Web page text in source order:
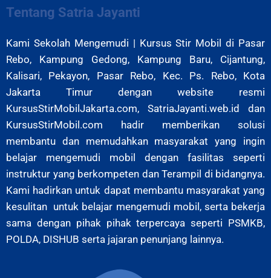
Tentang Satria Jayanti
Kami Sekolah Mengemudi | Kursus Stir Mobil di Pasar
Rebo, Kampung Gedong, Kampung Baru, Cijantung,
Kalisari, Pekayon, Pasar Rebo, Kec. Ps. Rebo, Kota
Jakarta Timur dengan website resmi
KursusStirMobilJakarta.com, SatriaJayanti.web.id dan
KursusStirMobil.com hadir memberikan solusi
membantu dan memudahkan masyarakat yang ingin
belajar mengemudi mobil dengan fasilitas seperti
instruktur yang berkompeten dan Terampil di bidangnya.
Kami hadirkan untuk dapat membantu masyarakat yang
kesulitan untuk belajar mengemudi mobil, serta bekerja
sama dengan pihak pihak terpercaya seperti PSMKB,
POLDA, DISHUB serta jajaran penunjang lainnya.